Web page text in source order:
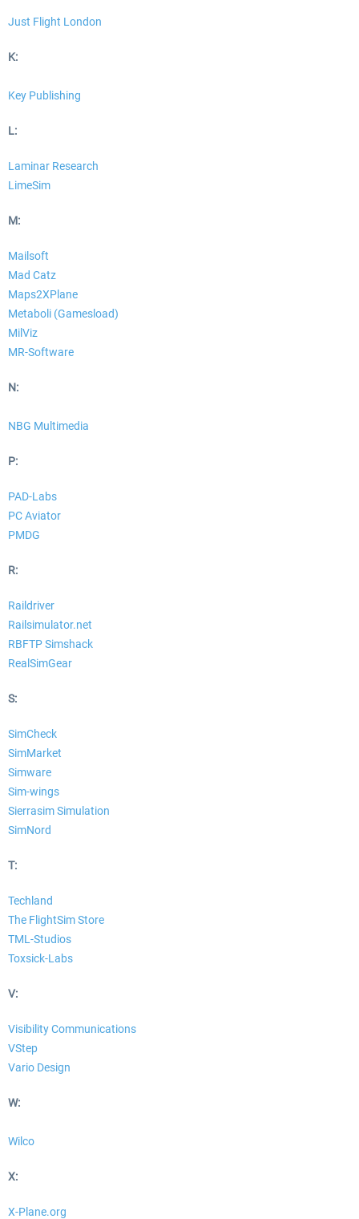
Just Flight London
K:
Key Publishing
L:
Laminar Research
LimeSim
M:
Mailsoft
Mad Catz
Maps2XPlane
Metaboli (Gamesload)
MilViz
MR-Software
N:
NBG Multimedia
P:
PAD-Labs
PC Aviator
PMDG
R:
Raildriver
Railsimulator.net
RBFTP Simshack
RealSimGear
S:
SimCheck
SimMarket
Simware
Sim-wings
Sierrasim Simulation
SimNord
T:
Techland
The FlightSim Store
TML-Studios
Toxsick-Labs
V:
Visibility Communications
VStep
Vario Design
W:
Wilco
X:
X-Plane.org